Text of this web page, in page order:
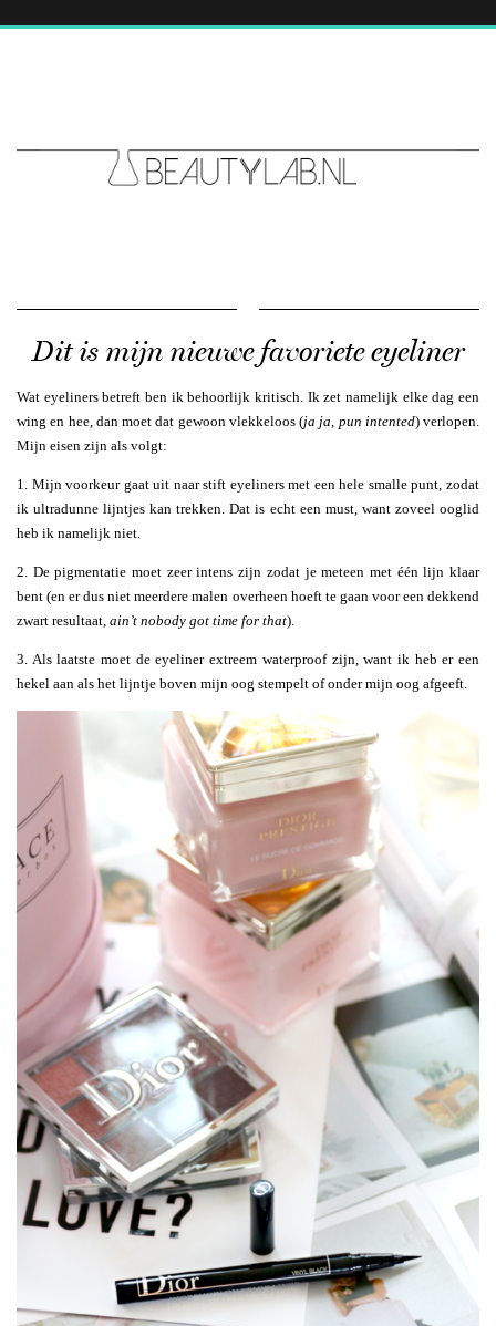
Dit is mijn nieuwe favoriete eyeliner
Wat eyeliners betreft ben ik behoorlijk kritisch. Ik zet namelijk elke dag een
wing en hee, dan moet dat gewoon vlekkeloos (ja ja, pun intented) verlopen.
Mijn eisen zijn als volgt:
1. Mijn voorkeur gaat uit naar stift eyeliners met een hele smalle punt, zodat
ik ultradunne lijntjes kan trekken. Dat is echt een must, want zoveel ooglid
heb ik namelijk niet.
2. De pigmentatie moet zeer intens zijn zodat je meteen met één lijn klaar
bent (en er dus niet meerdere malen overheen hoeft te gaan voor een dekkend
zwart resultaat, ain’t nobody got time for that).
3. Als laatste moet de eyeliner extreem waterproof zijn, want ik heb er een
hekel aan als het lijntje boven mijn oog stempelt of onder mijn oog afgeeft.